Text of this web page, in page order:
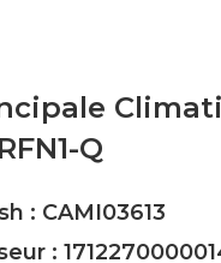
Q
: CAMI03613
: